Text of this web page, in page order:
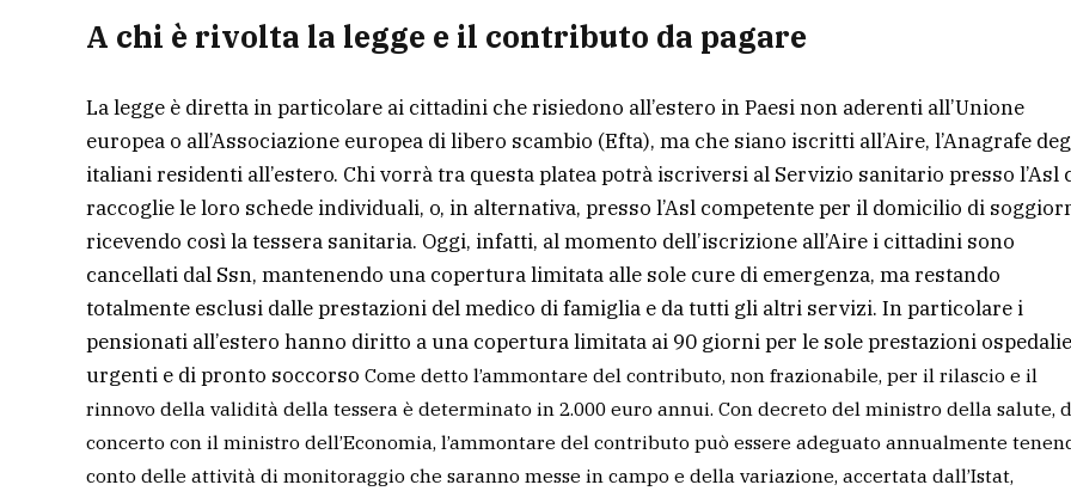
A chi è rivolta la legge e il contributo da pagare
La legge è diretta in particolare ai cittadini che risiedono all’estero in Paesi non aderenti all’Unione
europea o all’Associazione europea di libero scambio (Efta), ma che siano iscritti all’Aire, l’Anagrafe
italiani residenti all’estero. Chi vorrà tra questa platea potrà iscriversi al Servizio sanitario presso l’Asl
raccoglie le loro schede individuali, o, in alternativa, presso l’Asl competente per il domicilio di
ricevendo così la tessera sanitaria. Oggi, infatti, al momento dell’iscrizione all’Aire i cittadini sono
cancellati dal Ssn, mantenendo una copertura limitata alle sole cure di emergenza, ma restando
totalmente esclusi dalle prestazioni del medico di famiglia e da tutti gli altri servizi. In particolare i
pensionati all’estero hanno diritto a una copertura limitata ai 90 giorni per le sole prestazioni
urgenti e di pronto soccorso Come detto l’ammontare del contributo, non frazionabile, per il rilascio e il
rinnovo della validità della tessera è determinato in 2.000 euro annui. Con decreto del ministro della salute,
concerto con il ministro dell’Economia, l’ammontare del contributo può essere adeguato annualmente
conto delle attività di monitoraggio che saranno messe in campo e della variazione, accertata dall’Istat,